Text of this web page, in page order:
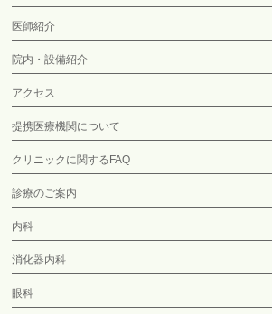
医師紹介
院内・設備紹介
アクセス
提携医療機関について
クリニックに関するFAQ
診療のご案内
内科
消化器内科
眼科